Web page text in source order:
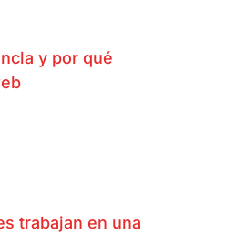
y por qué
trabajan en una